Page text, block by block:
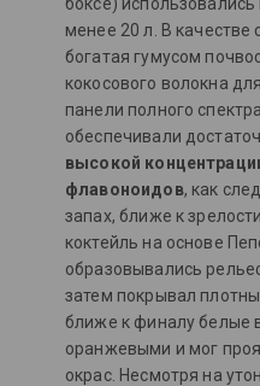
менее 20 л. В качестве
богатая гумусом
кокосового волокна
панели полного
обеспечивали
высокой
флавоноидов, как
запах, ближе к
коктейль на основе
образовывались
затем покрывал
ближе к финалу белые
оранжевыми и мог
окрас. Несмотря на